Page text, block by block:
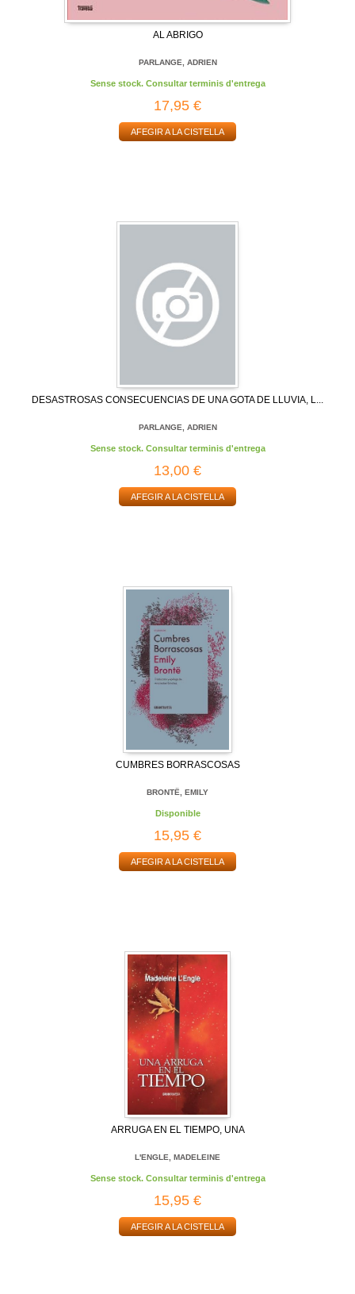
AL ABRIGO
PARLANGE, ADRIEN
Sense stock. Consultar terminis d'entrega
17,95 €
AFEGIR A LA CISTELLA
DESASTROSAS CONSECUENCIAS DE UNA GOTA DE LLUVIA, L...
PARLANGE, ADRIEN
Sense stock. Consultar terminis d'entrega
13,00 €
AFEGIR A LA CISTELLA
CUMBRES BORRASCOSAS
BRONTË, EMILY
Disponible
15,95 €
AFEGIR A LA CISTELLA
ARRUGA EN EL TIEMPO, UNA
L'ENGLE, MADELEINE
Sense stock. Consultar terminis d'entrega
15,95 €
AFEGIR A LA CISTELLA